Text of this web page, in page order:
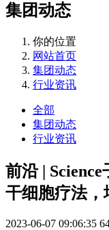
集团动态
你的位置
网站首页
集团动态
行业资讯
全部
集团动态
行业资讯
前沿 |
干细胞疗法，
2023-06-07 09:06:35